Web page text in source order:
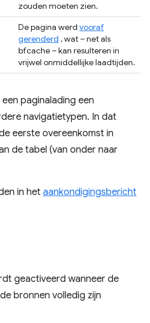
zouden moeten zien.
De pagina werd vooraf
gerenderd , wat – net als
bfcache – kan resulteren in
vrijwel onmiddellijke laadtijden.
paginalading een
navigatietypen. In dat
eerste overeenkomst in
de tabel (van onder naar
in hetaankondigingsbericht
geactiveerd wanneer de
bronnen volledig zijn